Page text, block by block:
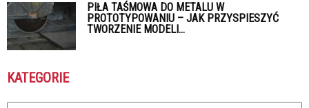
PIŁA TAŚMOWA DO METALU W
PROTOTYPOWANIU – JAK PRZYSPIESZYĆ
TWORZENIE MODELI...
KATEGORIE
Kategorie